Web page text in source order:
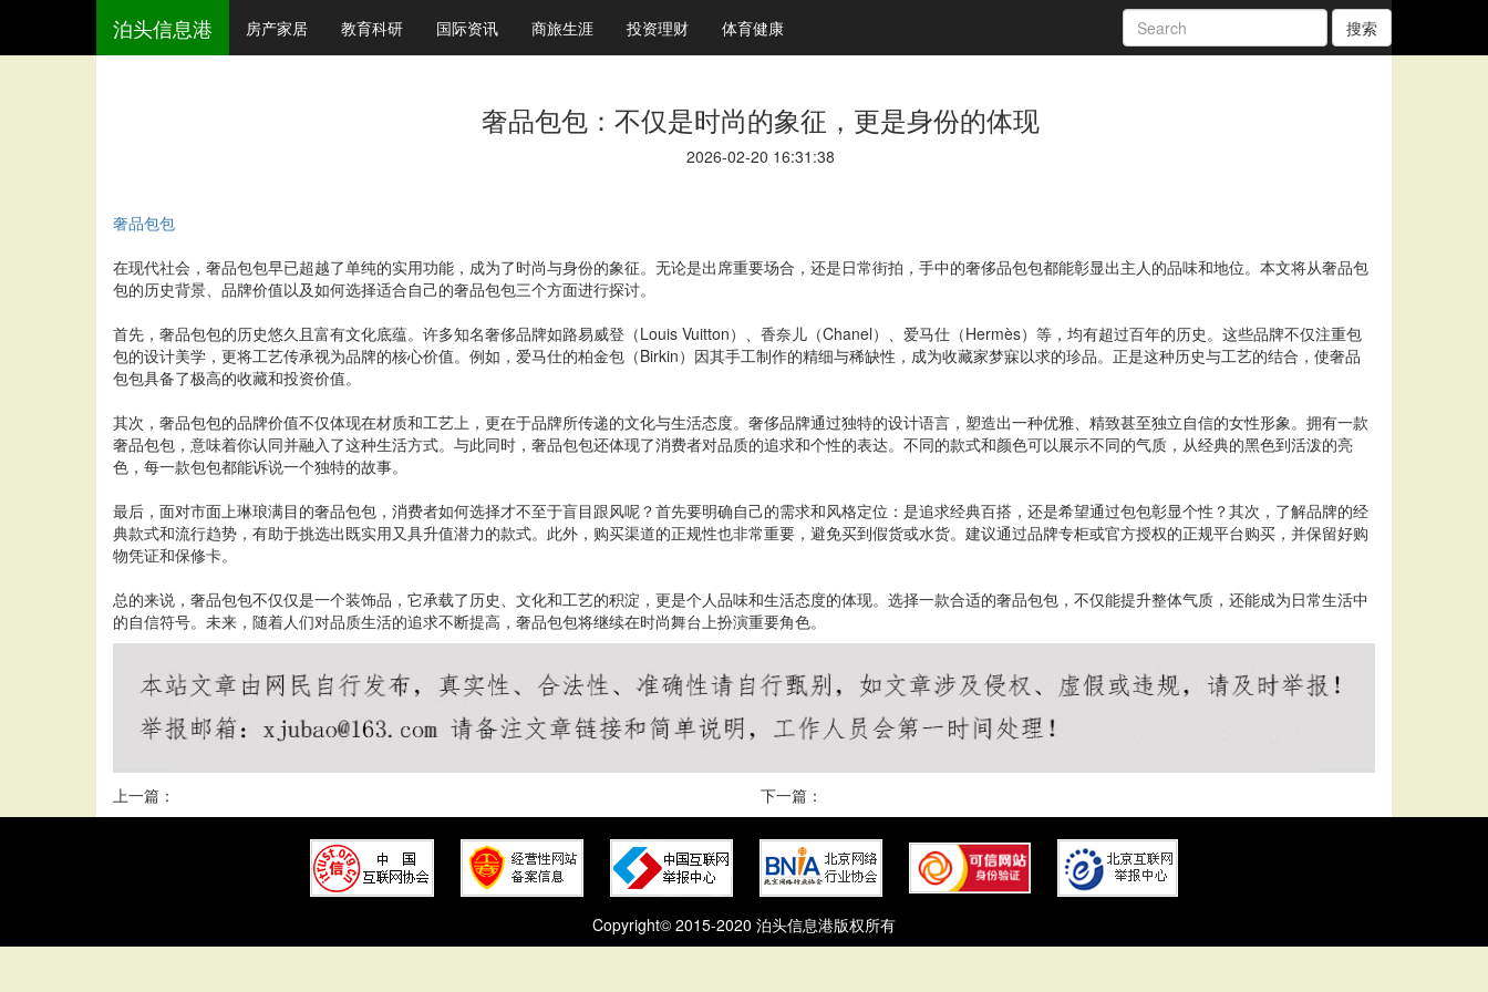
泊头信息港 房产家居 教育科研 国际资讯 商旅生涯 投资理财 体育健康 搜索
奢品包包：不仅是时尚的象征，更是身份的体现
2026-02-20 16:31:38
奢品包包
在现代社会，奢品包包早已超越了单纯的实用功能，成为了时尚与身份的象征。无论是出席重要场合，还是日常街拍，手中的奢侈品包包都能彰显出主人的品味和地位。本文将从奢品包
包的历史背景、品牌价值以及如何选择适合自己的奢品包包三个方面进行探讨。
首先，奢品包包的历史悠久且富有文化底蕴。许多知名奢侈品牌如路易威登（Louis Vuitton）、香奈儿（Chanel）、爱马仕（Hermès）等，均有超过百年的历史。这些品牌不仅注重包
包的设计美学，更将工艺传承视为品牌的核心价值。例如，爱马仕的柏金包（Birkin）因其手工制作的精细与稀缺性，成为收藏家梦寐以求的珍品。正是这种历史与工艺的结合，使奢品
包包具备了极高的收藏和投资价值。
其次，奢品包包的品牌价值不仅体现在材质和工艺上，更在于品牌所传递的文化与生活态度。奢侈品牌通过独特的设计语言，塑造出一种优雅、精致甚至独立自信的女性形象。拥有一款
奢品包包，意味着你认同并融入了这种生活方式。与此同时，奢品包包还体现了消费者对品质的追求和个性的表达。不同的款式和颜色可以展示不同的气质，从经典的黑色到活泼的亮
色，每一款包包都能诉说一个独特的故事。
最后，面对市面上琳琅满目的奢品包包，消费者如何选择才不至于盲目跟风呢？首先要明确自己的需求和风格定位：是追求经典百搭，还是希望通过包包彰显个性？其次，了解品牌的经
典款式和流行趋势，有助于挑选出既实用又具升值潜力的款式。此外，购买渠道的正规性也非常重要，避免买到假货或水货。建议通过品牌专柜或官方授权的正规平台购买，并保留好购
物凭证和保修卡。
总的来说，奢品包包不仅仅是一个装饰品，它承载了历史、文化和工艺的积淀，更是个人品味和生活态度的体现。选择一款合适的奢品包包，不仅能提升整体气质，还能成为日常生活中
的自信符号。未来，随着人们对品质生活的追求不断提高，奢品包包将继续在时尚舞台上扮演重要角色。
上一篇： 下一篇：
Copyright© 2015-2020 泊头信息港版权所有